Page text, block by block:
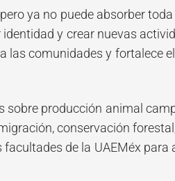
ya no puede absorber
y crear nuevas
comunidades y fortalece
producción animal
conservación
de la UAEMéx